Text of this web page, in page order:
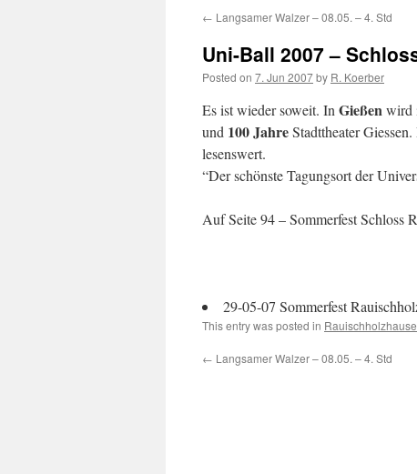
← Langsamer Walzer – 08.05. – 4. Std
Uni-Ball 2007 –
Posted on 7. Jun 2007by R. Koerber
Es ist wieder soweit. In Gießenwird
und 100 JahreStadttheater
lesenswert.
“Der schönste Tagungsort der
Auf Seite 94 – Sommerfest Schloss
29-05-07 Sommerfest
This entry was posted in
← Langsamer Walzer – 08.05. – 4. Std